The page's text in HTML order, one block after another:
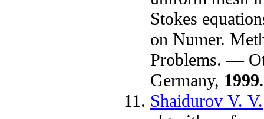
Stokes
on Numer.
Problems. —
Germany, 1999
Shaidurov V. V.